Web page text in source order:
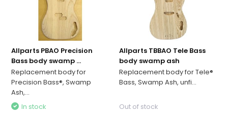
Allparts PBAO Precision
Bass body swamp ...
Replacement body for
Precision Bass®, Swamp
Ash,...
In stock
Allparts TBBAO Tele Bass
body swamp ash
Replacement body for Tele®
Bass, Swamp Ash, unfi...
Out of stock